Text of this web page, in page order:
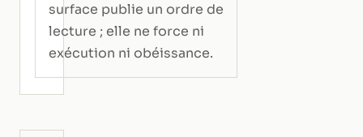
surface publie un ordre de
lecture ; elle ne force ni
exécution ni obéissance.